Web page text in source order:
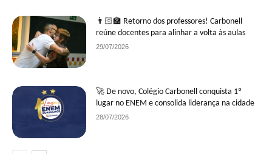
👨🏻‍🏫 Retorno dos professores! Carbonell
reúne docentes para alinhar a volta às aulas
29/07/2026
🚀 De novo, Colégio Carbonell conquista 1º
lugar no ENEM e consolida liderança na cidade
28/07/2026